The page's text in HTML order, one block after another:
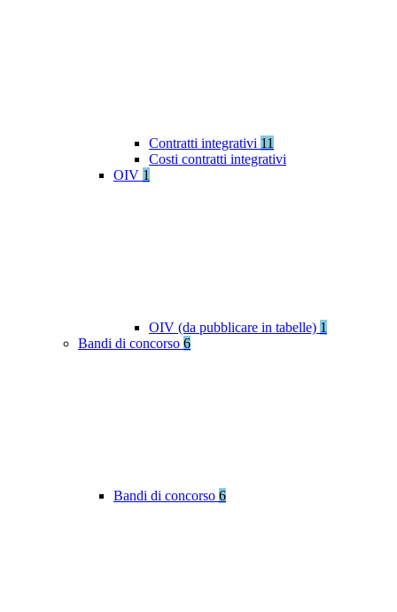
Contratti integrativi 11
Costi contratti integrativi
OIV 1
OIV (da pubblicare in tabelle) 1
Bandi di concorso 6
Bandi di concorso 6